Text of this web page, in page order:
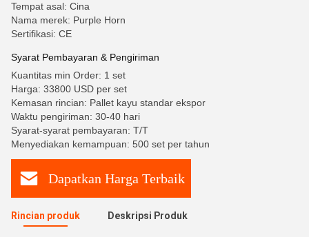
Tempat asal: Cina
Nama merek: Purple Horn
Sertifikasi: CE
Syarat Pembayaran & Pengiriman
Kuantitas min Order: 1 set
Harga: 33800 USD per set
Kemasan rincian: Pallet kayu standar ekspor
Waktu pengiriman: 30-40 hari
Syarat-syarat pembayaran: T/T
Menyediakan kemampuan: 500 set per tahun
Dapatkan Harga Terbaik
Rincian produk Deskripsi Produk